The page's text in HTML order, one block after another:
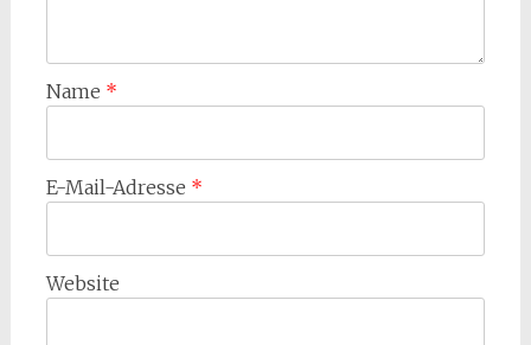
Name *
E-Mail-Adresse *
Website